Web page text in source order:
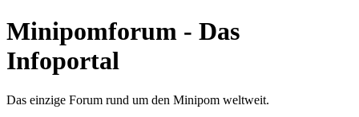
Minipomforum - Das
Infoportal
Das einzige Forum rund um den Minipom weltweit.